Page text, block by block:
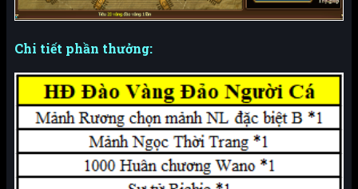
Chi tiết phần thưởng: